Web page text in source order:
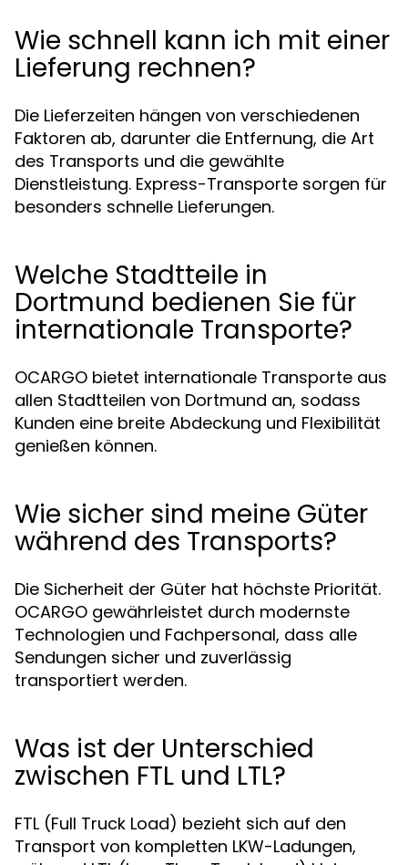
Wie schnell kann ich mit einer
Lieferung rechnen?
Die Lieferzeiten hängen von verschiedenen
Faktoren ab, darunter die Entfernung, die Art
des Transports und die gewählte
Dienstleistung. Express-Transporte sorgen für
besonders schnelle Lieferungen.
Welche Stadtteile in
Dortmund bedienen Sie für
internationale Transporte?
OCARGO bietet internationale Transporte aus
allen Stadtteilen von Dortmund an, sodass
Kunden eine breite Abdeckung und Flexibilität
genießen können.
Wie sicher sind meine Güter
während des Transports?
Die Sicherheit der Güter hat höchste Priorität.
OCARGO gewährleistet durch modernste
Technologien und Fachpersonal, dass alle
Sendungen sicher und zuverlässig
transportiert werden.
Was ist der Unterschied
zwischen FTL und LTL?
FTL (Full Truck Load) bezieht sich auf den
Transport von kompletten LKW-Ladungen,